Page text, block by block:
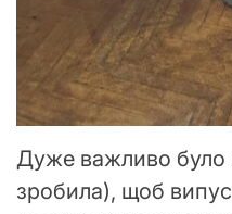
Дуже важливо було
зробила), щоб